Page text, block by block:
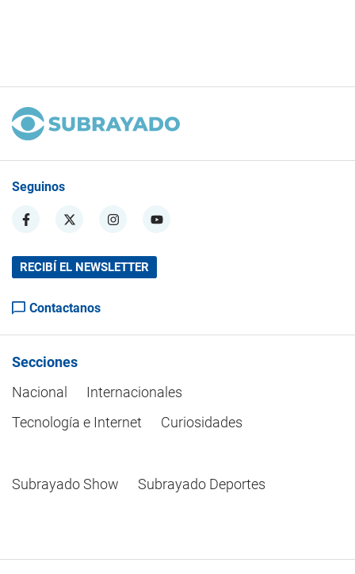
Seguinos
RECIBÍ EL NEWSLETTER
Contactanos
Secciones
Nacional
Internacionales
Tecnología e Internet
Curiosidades
Subrayado Show Subrayado Deportes